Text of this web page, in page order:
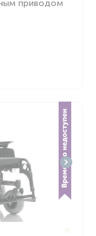
приводом